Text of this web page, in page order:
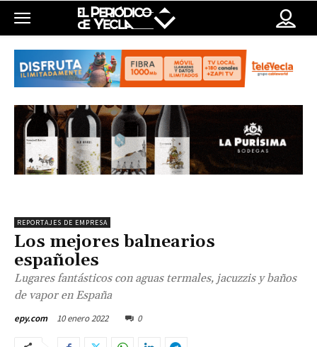
REPORTAJES DE EMPRESA
Los mejores balnearios
españoles
Lugares fantásticos con aguas termales, jacuzzis y baños
de vapor en España
epy.com 10 enero 2022 0